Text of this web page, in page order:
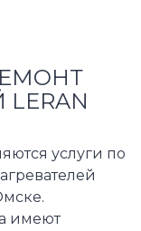
услуги по
имеют